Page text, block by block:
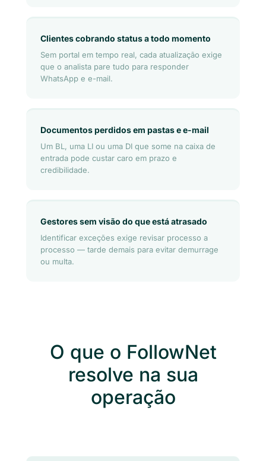
Clientes cobrando status a todo momento
Sem portal em tempo real, cada atualização exige
que o analista pare tudo para responder
WhatsApp e e-mail.
Documentos perdidos em pastas e e-mail
Um BL, uma LI ou uma DI que some na caixa de
entrada pode custar caro em prazo e
credibilidade.
Gestores sem visão do que está atrasado
Identificar exceções exige revisar processo a
processo — tarde demais para evitar demurrage
ou multa.
O que o FollowNet
resolve na sua
operação